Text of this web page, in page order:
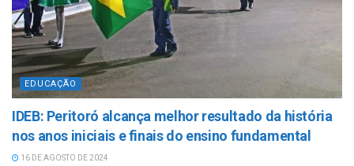
EDUCAÇÃO
IDEB: Peritoró alcança melhor resultado da história
nos anos iniciais e finais do ensino fundamental
16 DE AGOSTO DE 2024